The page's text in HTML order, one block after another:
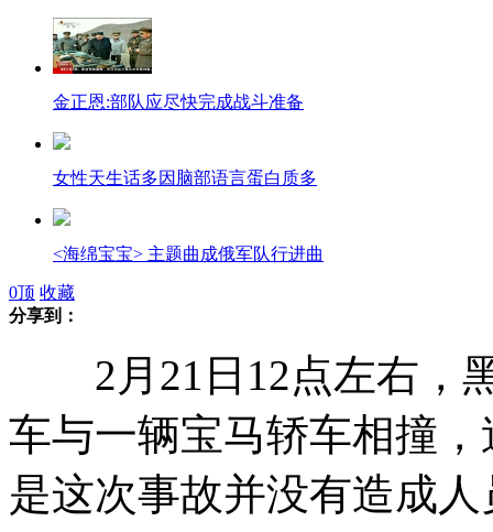
金正恩:部队应尽快完成战斗准备
女性天生话多因脑部语言蛋白质多
<海绵宝宝> 主题曲成俄军队行进曲
刘谦不上央视元宵晚会
俄女子用街景地图意外发现男友出轨
0顶 收藏
分享到：
2月21日12点左右，
车与一辆宝马轿车相撞
是这次事故并没有造成